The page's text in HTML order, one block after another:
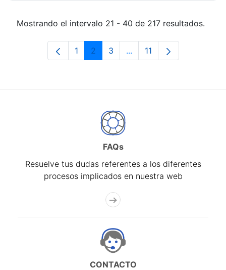
Mostrando el intervalo 21 - 40 de 217 resultados.
Página
1 Página
2 Página
3 ...Páginas intermedias Use
Página
11
FAQs
Resuelve tus dudas referentes a los diferentes
procesos implicados en nuestra web
CONTACTO